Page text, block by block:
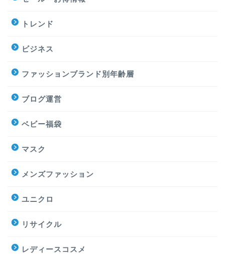
トレンド
ビジネス
ファッションブランド別年齢層
ブログ運営
ベビー福袋
マスク
メンズファッション
ユニクロ
リサイクル
レディースコスメ